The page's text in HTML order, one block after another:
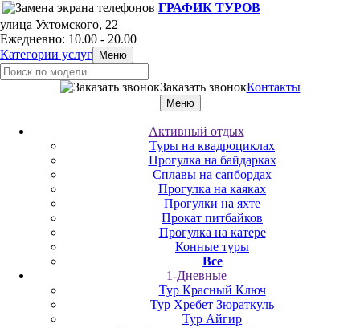
ГРАФИК ТУРОВ
улица Ухтомского, 22
Ежедневно: 10.00 - 20.00
Категории услуг
Меню
Заказать звонокКонтакты
Меню
Активный отдых
Туры на квадроциклах
Прогулка на байдарках
Сплавы на сапбордах
Прогулка на каяках
Прогулки на яхте
Прокат питбайков
Прогулка на катере
Конные туры
Все
1-Дневные
Тур Красный Ключ
Тур Хребет Зюраткуль
Тур Айгир